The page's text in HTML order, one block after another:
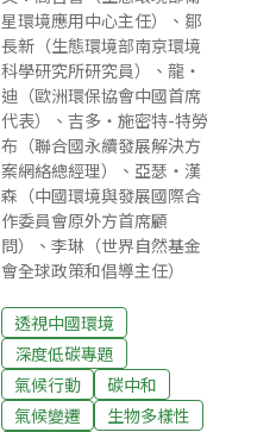
星環境應用中心主任）、鄒
長新（生態環境部南京環境
科學研究所研究員）、龍・
迪（歐洲環保協會中國首席
代表）、吉多・施密特-特勞
布（聯合國永續發展解決方
案網絡總經理）、亞瑟・漢
森（中國環境與發展國際合
作委員會原外方首席顧
問）、李琳（世界自然基金
會全球政策和倡導主任）
透視中國環境
深度低碳專題
氣候行動
碳中和
氣候變遷
生物多樣性